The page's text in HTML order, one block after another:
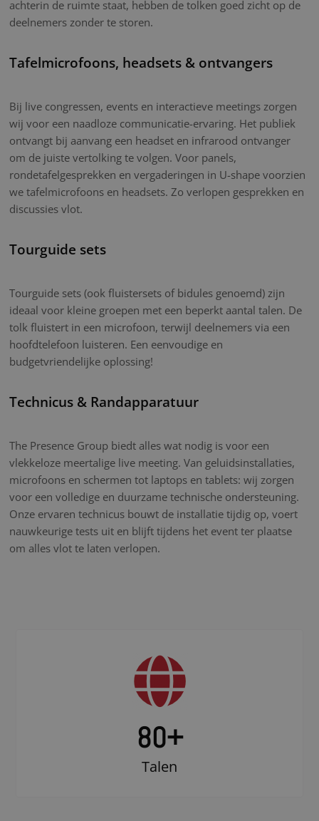
achterin de ruimte staat, hebben de tolken goed zicht op de
deelnemers zonder te storen.
Tafelmicrofoons, headsets & ontvangers
Bij live congressen, events en interactieve meetings zorgen
wij voor een naadloze communicatie-ervaring. Het publiek
ontvangt bij aanvang een headset en infrarood ontvanger
om de juiste vertolking te volgen. Voor panels,
rondetafelgesprekken en vergaderingen in U-shape voorzien
we tafelmicrofoons en headsets. Zo verlopen gesprekken en
discussies vlot.
Tourguide sets
Tourguide sets (ook fluistersets of bidules genoemd) zijn
ideaal voor kleine groepen met een beperkt aantal talen. De
tolk fluistert in een microfoon, terwijl deelnemers via een
hoofdtelefoon luisteren. Een eenvoudige en
budgetvriendelijke oplossing!
Technicus & Randapparatuur
The Presence Group biedt alles wat nodig is voor een
vlekkeloze meertalige live meeting. Van geluidsinstallaties,
microfoons en schermen tot laptops en tablets: wij zorgen
voor een volledige en duurzame technische ondersteuning.
Onze ervaren technicus bouwt de installatie tijdig op, voert
nauwkeurige tests uit en blijft tijdens het event ter plaatse
om alles vlot te laten verlopen.
80+
Talen